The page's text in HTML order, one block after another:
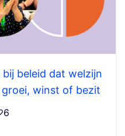
beleid dat welzijn
winst of bezit
6